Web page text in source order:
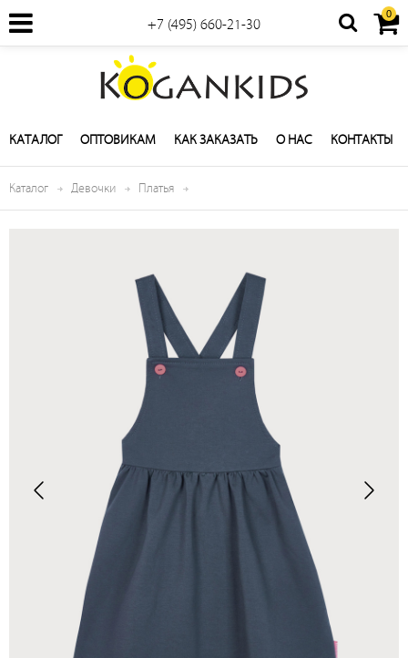
+7 (495) 660-21-30
0
КАТАЛОГ ОПТОВИКАМ КАК ЗАКАЗАТЬ О НАС КОНТАКТЫ
Каталог Девочки Платья